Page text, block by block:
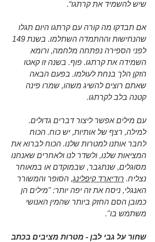
שיש להשמיד את קרתגו“.
אם תבדקו מה קורה עם קרתגו היום תגלו
לפני הספירה נפתחה מלחמה, ורומא
השמידה את קרתגו. פוף. בשנה זו קאטו
הזקן הלך בנחת לעולמו. בפעם הבאה
שאתם רוצים להשיג משהו, שמרו פינה
קטנה בלב לקרתגו.
עם מילים אפשר ליצור דברים גדולים.
למילה, רצף של אותיות, יש כוח. הכוח
לחבר אותנו למטרות שלנו. הכוח לברוא את
המציאות שלנו, ולשדר לנו ולאחרים שאנחנו
מסוגלים, שנתגבר, שבמוקדם או במאוחר
נצליח. רודיארד קיפלינג, הסופר והמשורר
האנגלי, ניסח את זה יפה יותר: "מילים הן
כמובן הסם החזק ביותר שהמין האנושי
משתמש בו".
שחור על גבי לבן - מטרות מציבים בכתב